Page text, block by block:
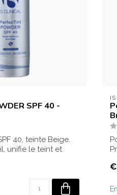
SPF 40 -
40, teinte Beige.
unifie le teint et